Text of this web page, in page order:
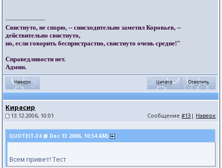
--------------------
Свистнуто, не спорю, -- снисходительно заметил Коровьев, --
действительно свистнуто,
но, если говорить беспристрастно, свистнуто очень средне!"
Справедливости нет.
Админ.
Кирасир
13.12.2006, 10:01 Сообщение#13 | Наверх
QUOTE(T-34 @ Dec 13 2006, 10:54 AM)
Всем привет! Тест